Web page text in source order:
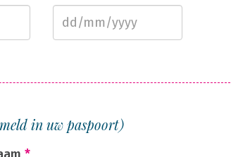
in uw paspoort)